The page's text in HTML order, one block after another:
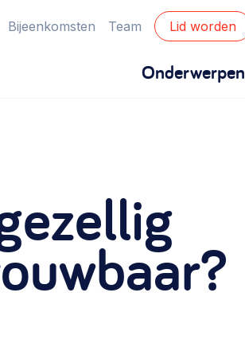
Bijeenkomsten Team Lid worden
Onderwerpen
maatschappelijk vastgoed,
>